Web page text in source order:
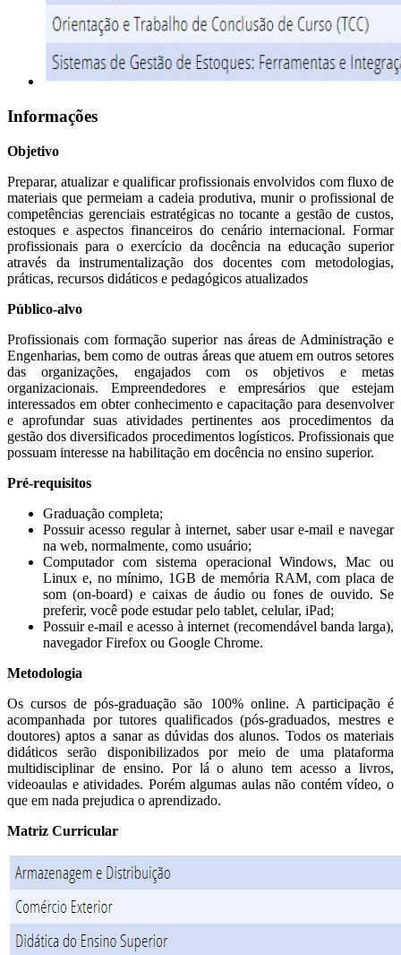
Informações
Objetivo
Preparar, atualizar e qualificar profissionais envolvidos com fluxo de
materiais que permeiam a cadeia produtiva, munir o profissional de
competências gerenciais estratégicas no tocante a gestão de custos,
estoques e aspectos financeiros do cenário internacional. Formar
profissionais para o exercício da docência na educação superior
através da instrumentalização dos docentes com metodologias,
práticas, recursos didáticos e pedagógicos atualizados
Público-alvo
Profissionais com formação superior nas áreas de Administração e
Engenharias, bem como de outras áreas que atuem em outros setores
das organizações, engajados com os objetivos e metas
organizacionais. Empreendedores e empresários que estejam
interessados em obter conhecimento e capacitação para desenvolver
e aprofundar suas atividades pertinentes aos procedimentos da
gestão dos diversificados procedimentos logísticos. Profissionais que
possuam interesse na habilitação em docência no ensino superior.
Pré-requisitos
Graduação completa;
Possuir acesso regular à internet, saber usar e-mail e navegar
na web, normalmente, como usuário;
Computador com sistema operacional Windows, Mac ou
Linux e, no mínimo, 1GB de memória RAM, com placa de
som (on-board) e caixas de áudio ou fones de ouvido. Se
preferir, você pode estudar pelo tablet, celular, iPad;
Possuir e-mail e acesso à internet (recomendável banda larga),
navegador Firefox ou Google Chrome.
Metodologia
Os cursos de pós-graduação são 100% online. A participação é
acompanhada por tutores qualificados (pós-graduados, mestres e
doutores) aptos a sanar as dúvidas dos alunos. Todos os materiais
didáticos serão disponibilizados por meio de uma plataforma
multidisciplinar de ensino. Por lá o aluno tem acesso a livros,
videoaulas e atividades. Porém algumas aulas não contém vídeo, o
que em nada prejudica o aprendizado.
Matriz Curricular